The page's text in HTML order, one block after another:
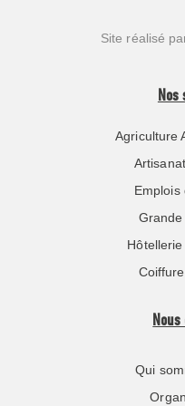
Site réalisé
Nos
Agriculture
Emplois
Qui